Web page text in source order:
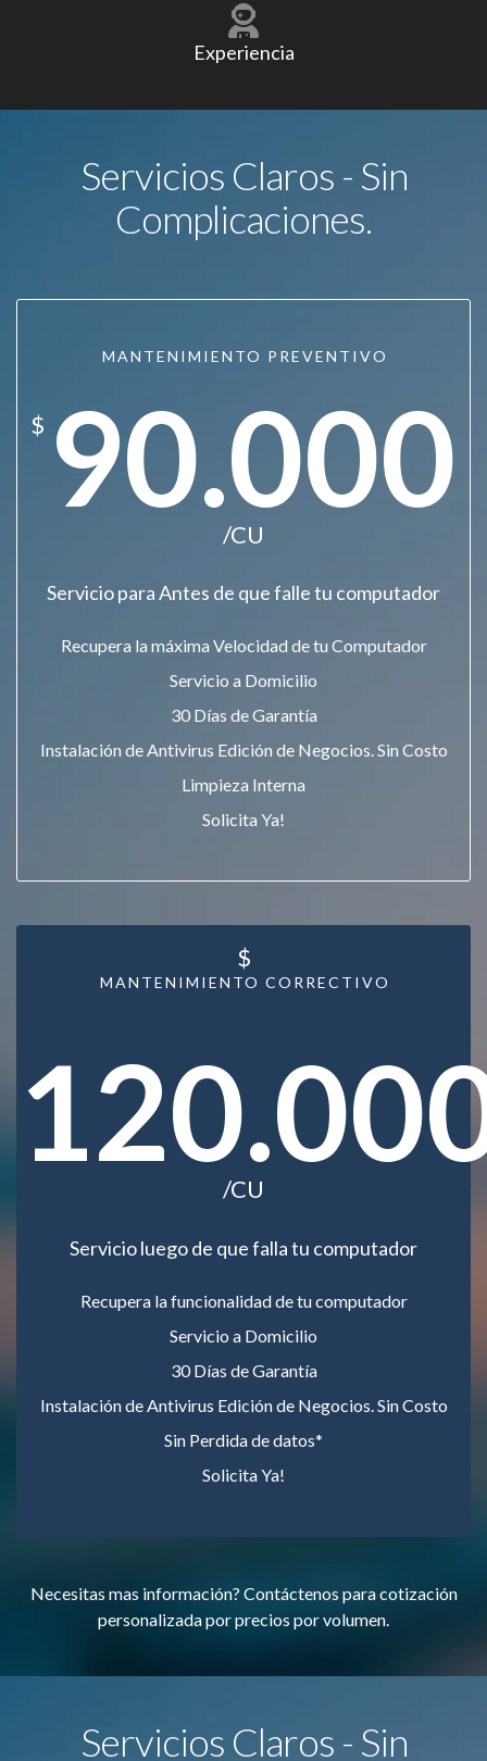
Experiencia
Servicios Claros - Sin
Complicaciones.
MANTENIMIENTO PREVENTIVO
$ 90.000
/CU
Servicio para Antes de que falle tu computador
Recupera la máxima Velocidad de tu Computador
Servicio a Domicilio
30 Días de Garantía
Instalación de Antivirus Edición de Negocios. Sin Costo
Limpieza Interna
Solicita Ya!
MANTENIMIENTO CORRECTIVO
$
/CU
Servicio luego de que falla tu computador
Recupera la funcionalidad de tu computador
Servicio a Domicilio
30 Días de Garantía
Instalación de Antivirus Edición de Negocios. Sin Costo
Sin Perdida de datos*
Solicita Ya!
Necesitas mas información? Contáctenos para cotización
personalizada por precios por volumen.
Servicios Claros - Sin